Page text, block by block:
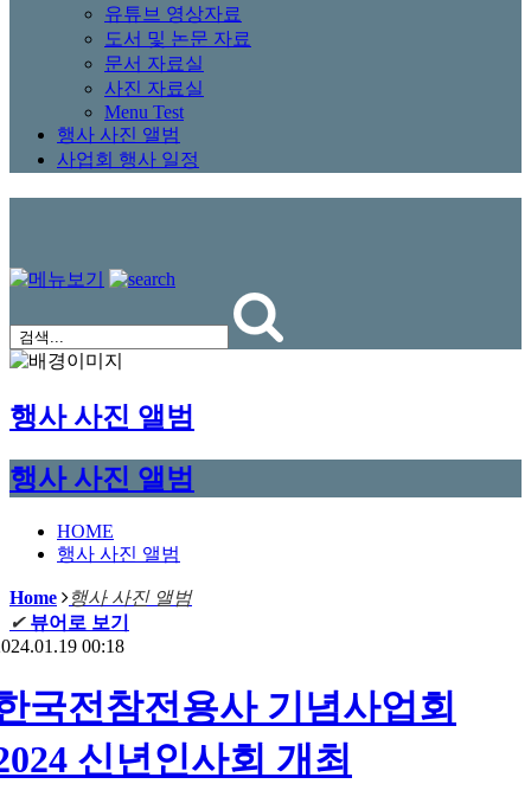
유튜브 영상자료
도서 및 논문 자료
문서 자료실
사진 자료실
Menu Test
행사 사진 앨범
사업회 행사 일정
행사 사진 앨범
행사 사진 앨범
HOME
행사 사진 앨범
Home
행사 사진 앨범
✔ 뷰어로 보기
00:18
국전참전용사 기념사업회
신년인사회 개최